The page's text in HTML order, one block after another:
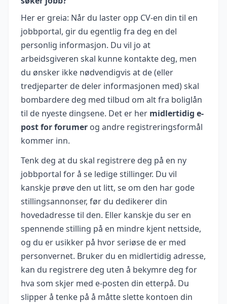
Her er greia: Når du laster opp CV-en din til en
jobbportal, gir du egentlig fra deg en del
personlig informasjon. Du vil jo at
arbeidsgiveren skal kunne kontakte deg, men
du ønsker ikke nødvendigvis at de (eller
tredjeparter de deler informasjonen med) skal
bombardere deg med tilbud om alt fra boliglån
til de nyeste dingsene. Det er her midlertidig e-
post for forumer og andre registreringsformål
kommer inn.
Tenk deg at du skal registrere deg på en ny
jobbportal for å se ledige stillinger. Du vil
kanskje prøve den ut litt, se om den har gode
stillingsannonser, før du dedikerer din
hovedadresse til den. Eller kanskje du ser en
spennende stilling på en mindre kjent nettside,
og du er usikker på hvor seriøse de er med
personvernet. Bruker du en midlertidig adresse,
kan du registrere deg uten å bekymre deg for
hva som skjer med e-posten din etterpå. Du
slipper å tenke på å måtte slette kontoen din